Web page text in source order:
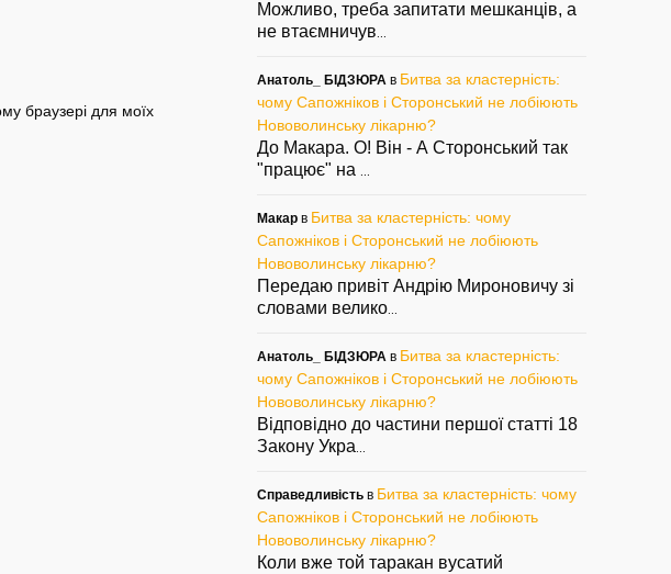
браузері для моїх
Можливо, треба запитати мешканців, а
не втаємничув
Анатоль_ БІДЗЮРА в Битва за кластерність:
чому Сапожніков і Сторонський не лобіюють
Нововолинську лікарню?
До Макара. О! Він - А Сторонський так
"працює" на
Макар в Битва за кластерність: чому
Сапожніков і Сторонський не лобіюють
Нововолинську лікарню?
Передаю привіт Андрію Мироновичу зі
словами велико
Анатоль_ БІДЗЮРА в Битва за кластерність:
чому Сапожніков і Сторонський не лобіюють
Нововолинську лікарню?
Відповідно до частини першої статті 18
Закону Укра
Справедливість в Битва за кластерність: чому
Сапожніков і Сторонський не лобіюють
Нововолинську лікарню?
Коли вже той таракан вусатий